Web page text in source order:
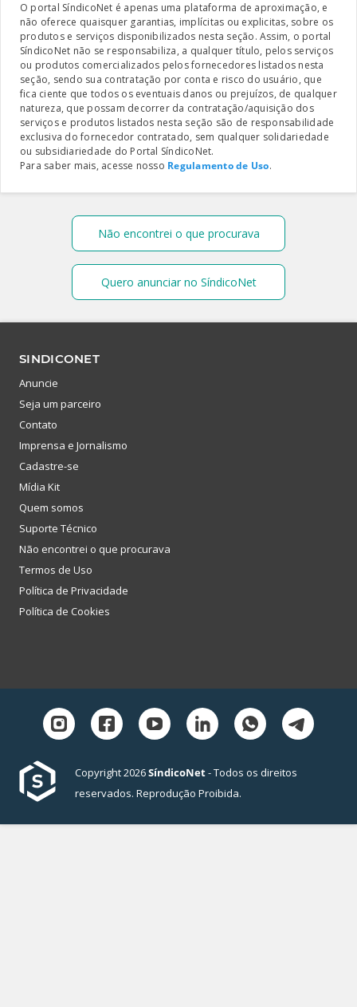
O portal SíndicoNet é apenas uma plataforma de aproximação, e
não oferece quaisquer garantias, implícitas ou explicitas, sobre os
produtos e serviços disponibilizados nesta seção. Assim, o portal
SíndicoNet não se responsabiliza, a qualquer título, pelos serviços
ou produtos comercializados pelos fornecedores listados nesta
seção, sendo sua contratação por conta e risco do usuário, que
fica ciente que todos os eventuais danos ou prejuízos, de qualquer
natureza, que possam decorrer da contratação/aquisição dos
serviços e produtos listados nesta seção são de responsabilidade
exclusiva do fornecedor contratado, sem qualquer solidariedade
ou subsidiariedade do Portal SíndicoNet.
Para saber mais, acesse nosso Regulamento de Uso.
Não encontrei o que procurava
Quero anunciar no SíndicoNet
SINDICONET
Anuncie
Seja um parceiro
Contato
Imprensa e Jornalismo
Cadastre-se
Mídia Kit
Quem somos
Suporte Técnico
Não encontrei o que procurava
Termos de Uso
Política de Privacidade
Política de Cookies
Copyright 2026SíndicoNet- Todos os direitos
reservados. Reprodução Proibida.